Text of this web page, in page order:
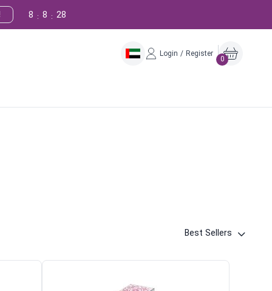
27
:
8
:
8
Login / Register
0
Best Sellers